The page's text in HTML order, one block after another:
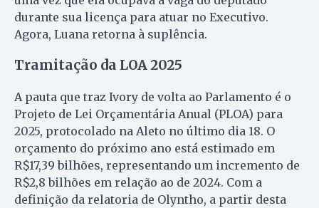
durante sua licença para atuar no Executivo.
Agora, Luana retorna à suplência.
Tramitação da LOA 2025
A pauta que traz Ivory de volta ao Parlamento é o
Projeto de Lei Orçamentária Anual (PLOA) para
2025, protocolado na Aleto no último dia 18. O
orçamento do próximo ano está estimado em
R$17,39 bilhões, representando um incremento de
R$2,8 bilhões em relação ao de 2024. Com a
definição da relatoria de Olyntho, a partir desta